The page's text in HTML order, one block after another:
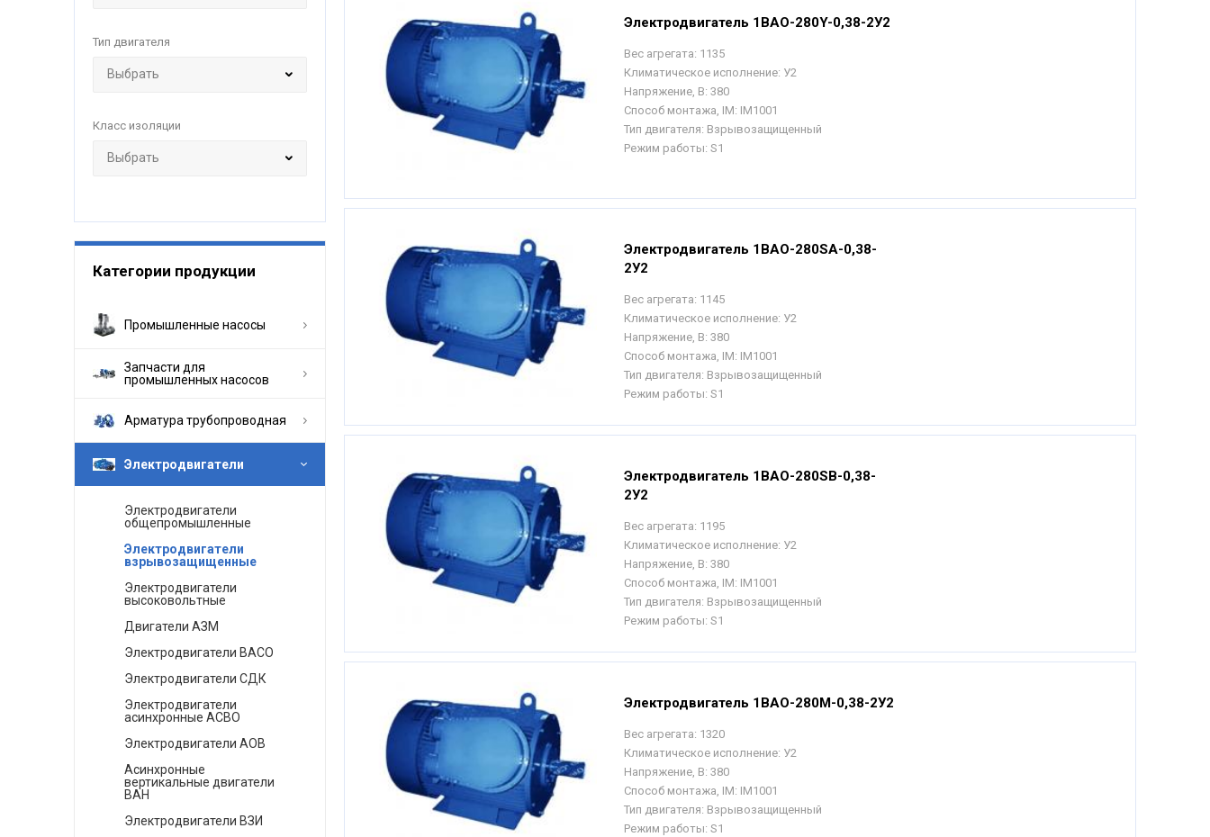
Тип двигателя
Класс изоляции
Категории продукции
Промышленные насосы
Запчасти для
промышленных насосов
Арматура трубопроводная
Электродвигатели
Электродвигатели
общепромышленные
Электродвигатели
взрывозащищенные
Электродвигатели
высоковольтные
Двигатели АЗМ
Электродвигатели ВАСО
Электродвигатели СДК
Электродвигатели
асинхронные АСВО
Электродвигатели АОВ
Асинхронные
вертикальные двигатели
ВАН
Электродвигатели ВЗИ
Электродвигатель 1ВАО-280Y-0,38-2У2
Вес агрегата: 1135
Климатическое исполнение: У2
Напряжение, В: 380
Способ монтажа, IM: IM1001
Тип двигателя: Взрывозащищенный
Режим работы: S1
Электродвигатель 1ВАО-280SА-0,38-
2У2
Вес агрегата: 1145
Климатическое исполнение: У2
Напряжение, В: 380
Способ монтажа, IM: IM1001
Тип двигателя: Взрывозащищенный
Режим работы: S1
Электродвигатель 1ВАО-280SВ-0,38-
2У2
Вес агрегата: 1195
Климатическое исполнение: У2
Напряжение, В: 380
Способ монтажа, IM: IM1001
Тип двигателя: Взрывозащищенный
Режим работы: S1
Электродвигатель 1ВАО-280М-0,38-2У2
Вес агрегата: 1320
Климатическое исполнение: У2
Напряжение, В: 380
Способ монтажа, IM: IM1001
Тип двигателя: Взрывозащищенный
Режим работы: S1